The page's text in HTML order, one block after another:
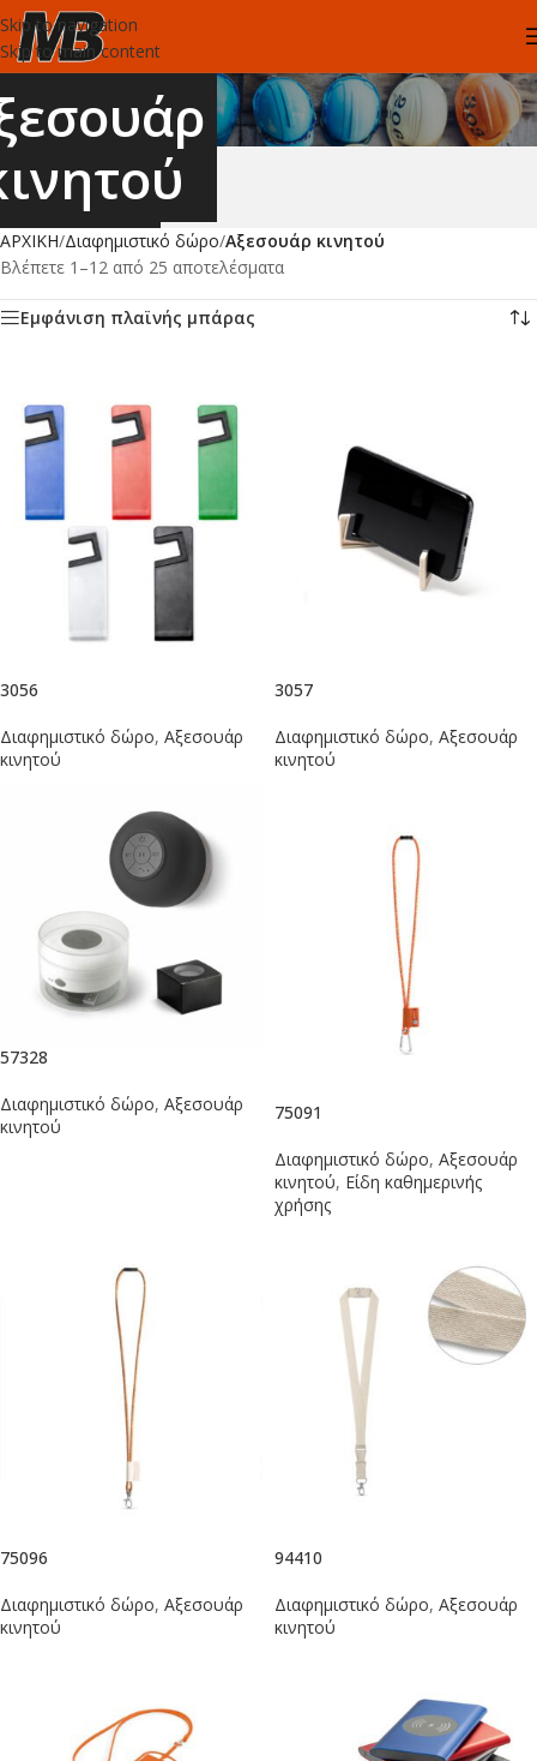
Skip to navigation
Skip to main content
ΑΡΧΙΚΗ/Διαφημιστικό δώρο/Αξεσουάρ κινητού
Βλέπετε 1–12 από 25 αποτελέσματα
Εμφάνιση πλαϊνής μπάρας
3056
Διαφημιστικό δώρο, Αξεσουάρ
κινητού
3057
Διαφημιστικό δώρο, Αξεσουάρ
κινητού
57328
Διαφημιστικό δώρο, Αξεσουάρ
κινητού
75091
Διαφημιστικό δώρο, Αξεσουάρ
κινητού, Είδη καθημερινής
χρήσης
75096
Διαφημιστικό δώρο, Αξεσουάρ
κινητού
94410
Διαφημιστικό δώρο, Αξεσουάρ
κινητού